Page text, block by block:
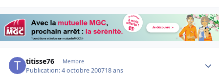
titisse76 Membre
Publication:4 octobre 200718 ans